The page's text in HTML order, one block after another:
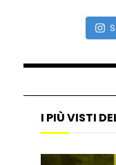
I PIÙ VISTI